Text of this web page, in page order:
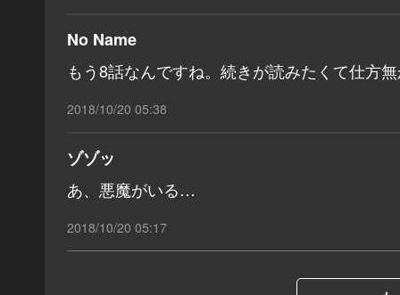
No Name
もう8話なんですね。続きが読みたくて仕方
2018/10/20 05:38
ゾゾッ
あ、悪魔がいる…
2018/10/20 05:17